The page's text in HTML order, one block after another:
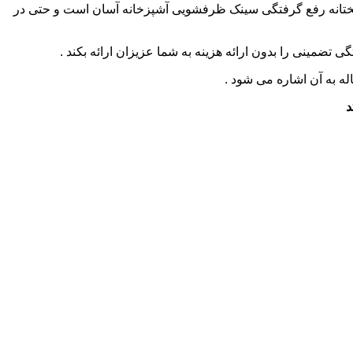
رفع گرفتگی سینک ظرفشویی آشپزخانه آسان است و حتی در
را بدون ارائه هزینه به شما عزیزان ارائه بکند .
به آن اشاره می شود .